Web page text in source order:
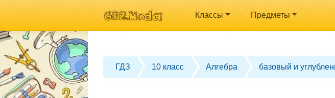
Классы Предметы
ГДЗ 10 класс Алгебра базовый и